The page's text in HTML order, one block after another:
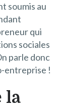
soumis au
qui
sociales
parle donc
entreprise !
la